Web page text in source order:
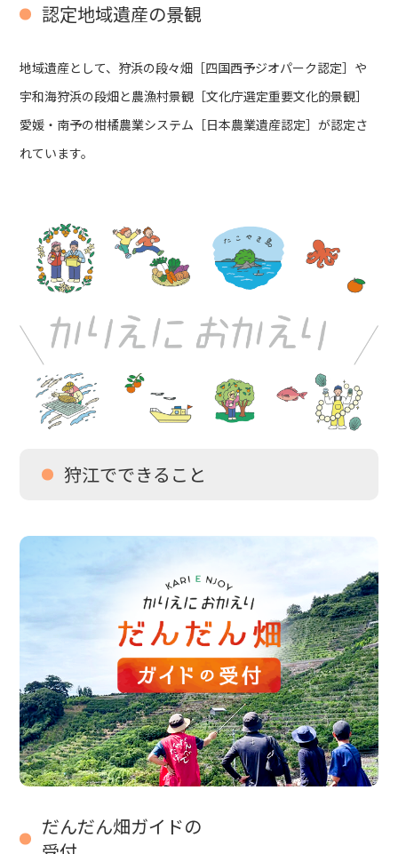
認定地域遺産の景観
地域遺産として、狩浜の段々畑［四国西予ジオパーク認定］や
宇和海狩浜の段畑と農漁村景観［文化庁選定重要文化的景観］
愛媛・南予の柑橘農業システム［日本農業遺産認定］が認定さ
れています。
狩江でできること
だんだん畑ガイドの